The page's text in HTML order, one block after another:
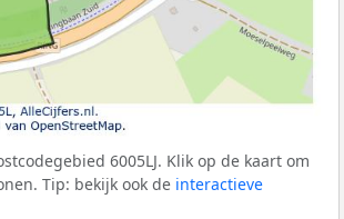
6005LJ. Klik op de kaart om
Tip: bekijk ook de interactieve